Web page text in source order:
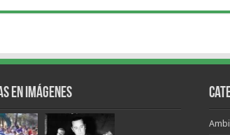
en Imágenes